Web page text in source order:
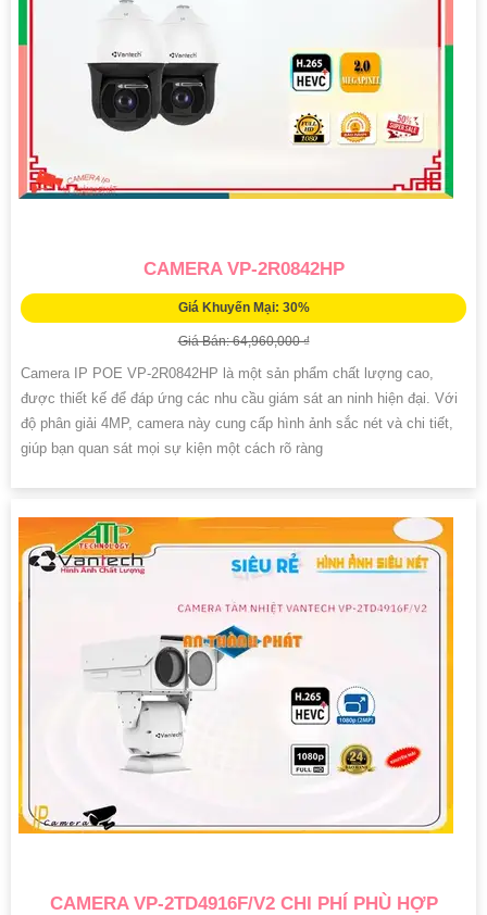
CAMERA VP-2R0842HP
Giá Khuyến Mại: 30%
Giá Bán: 64,960,000 ₫
Camera IP POE VP-2R0842HP là một sản phẩm chất lượng cao,
được thiết kế để đáp ứng các nhu cầu giám sát an ninh hiện đại. Với
độ phân giải 4MP, camera này cung cấp hình ảnh sắc nét và chi tiết,
giúp bạn quan sát mọi sự kiện một cách rõ ràng
CAMERA VP-2TD4916F/V2 CHI PHÍ PHÙ HỢP